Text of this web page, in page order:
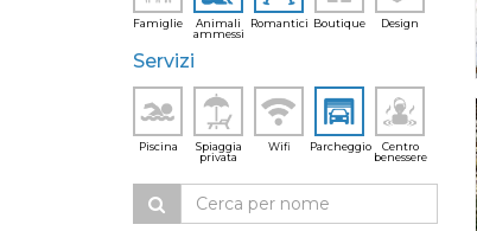
Famiglie
Animali
ammessi
Romantici Boutique Design
Servizi
Piscina
Spiaggia
privata
Wifi Parcheggio
Centro
benessere